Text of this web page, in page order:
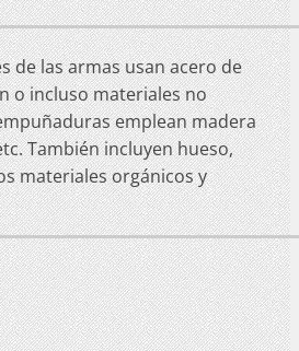
de las armas usan acero de
o incluso materiales no
emplean madera
También incluyen hueso,
materiales orgánicos y